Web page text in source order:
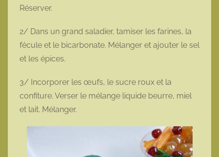
Réserver.
2/ Dans un grand saladier, tamiser les farines, la
fécule et le bicarbonate. Mélanger et ajouter le sel
et les épices.
3/ Incorporer les œufs, le sucre roux et la
confiture. Verser le mélange liquide beurre, miel
et lait. Mélanger.